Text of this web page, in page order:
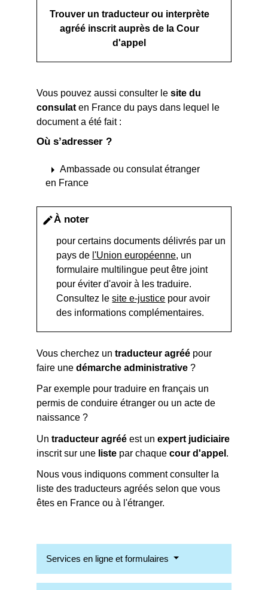
Trouver un traducteur ou interprète
agréé inscrit auprès de la Cour
d'appel
Vous pouvez aussi consulter lesite du
consulat en France du pays dans lequel le
document a été fait :
Où s’adresser ?
arrow_rightAmbassade ou consulat étranger
en France
editÀ noter
pour certains documents délivrés par un
pays de l'Union européenne, un
formulaire multilingue peut être joint
pour éviter d'avoir à les traduire.
Consultez lesite e-justice pour avoir
des informations complémentaires.
Vous cherchez untraducteur agréé pour
faire unedémarche administrative ?
Par exemple pour traduire en français un
permis de conduire étranger ou un acte de
naissance ?
Untraducteur agréé est unexpert judiciaire
inscrit sur une liste par chaquecour d'appel .
Nous vous indiquons comment consulter la
liste des traducteurs agréés selon que vous
êtes en France ou à l'étranger.
Services en ligne et formulaires